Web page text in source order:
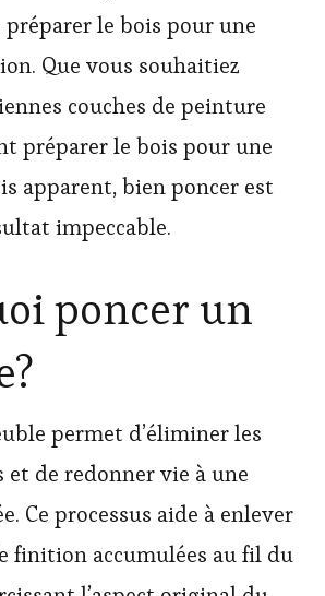
préparer le bois pour une
Que vous souhaitiez
couches de peinture
préparer le bois pour une
apparent, bien poncer est
impeccable.
poncer un
permet d’éliminer les
de redonner vie à une
Ce processus aide à enlever
finition accumulées au fil du